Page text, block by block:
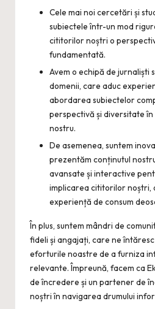
Cele mai noi cercetări și
subiectele într-un mod
cititorilor noștri o
fundamentată.
Avem o echipă de jurnaliști
domenii, care aduc
abordarea subiectelor
perspectivă și diversitate
nostru.
De asemenea, suntem
prezentăm conținutul
avansate și interactive
implicarea cititorilor noștri,
experiență de consum
În plus, suntem mândri de
fideli și angajați, care ne întăresc
eforturile noastre de a furniza
relevante. Împreună, facem ca
de încredere și un partener de
noștri în navigarea drumului